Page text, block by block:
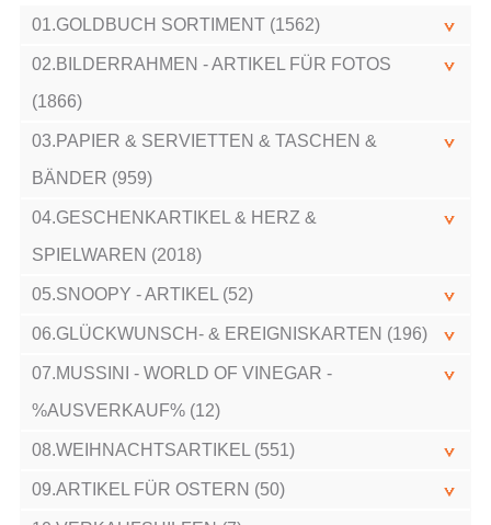
01.GOLDBUCH SORTIMENT (1562)
02.BILDERRAHMEN - ARTIKEL FÜR FOTOS
(1866)
03.PAPIER & SERVIETTEN & TASCHEN &
BÄNDER (959)
04.GESCHENKARTIKEL & HERZ &
SPIELWAREN (2018)
05.SNOOPY - ARTIKEL (52)
06.GLÜCKWUNSCH- & EREIGNISKARTEN (196)
07.MUSSINI - WORLD OF VINEGAR -
%AUSVERKAUF% (12)
08.WEIHNACHTSARTIKEL (551)
09.ARTIKEL FÜR OSTERN (50)